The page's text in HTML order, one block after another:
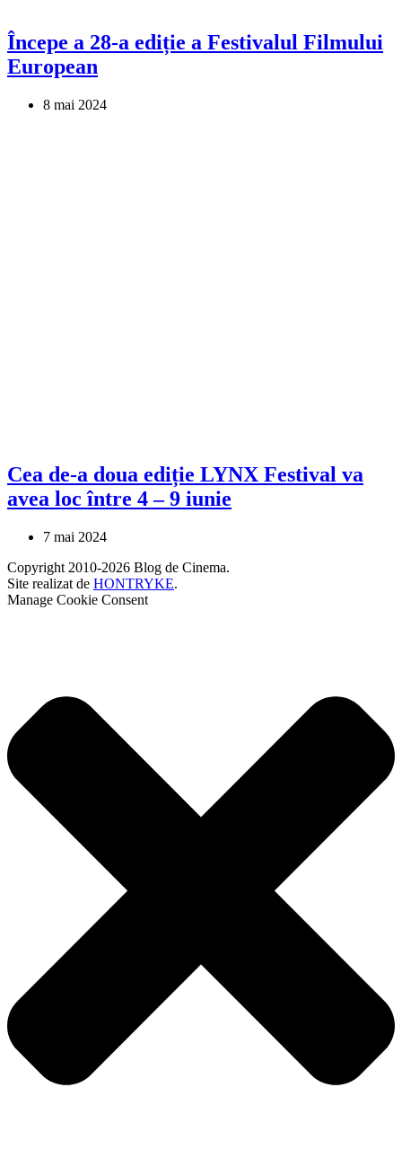
Începe a 28-a ediție a Festivalul Filmului
European
8 mai 2024
Cea de-a doua ediție LYNX Festival va
avea loc între 4 – 9 iunie
7 mai 2024
Copyright 2010-2026 Blog de Cinema.
Site realizat de HONTRYKE.
Manage Cookie Consent